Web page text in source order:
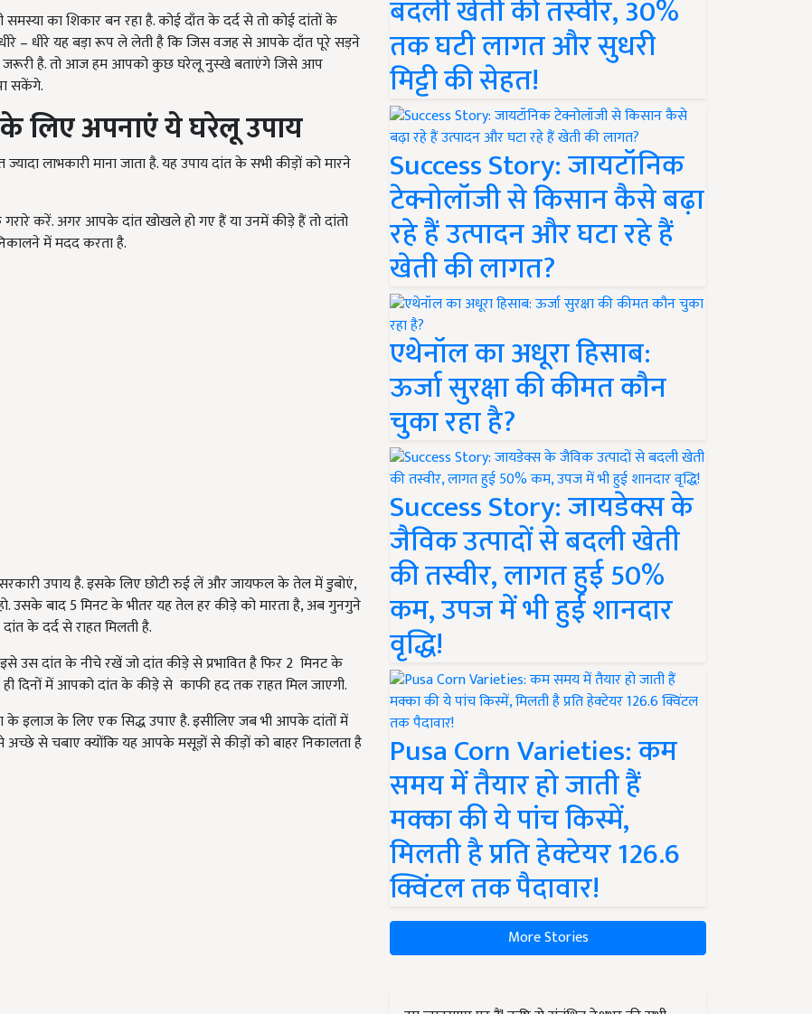
का शिकार बन रहा है. कोई दाँत के दर्द से तो कोई दांतों के
धीरे – धीरे यह बड़ा रूप ले लेती है कि जिस वजह से आपके दाँत पूरे सड़ने
जरूरी है. तो आज हम आपको कुछ घरेलू नुस्खे बताएंगे जिसे आप
सकेंगे.
लिए अपनाएं ये घरेलू उपाय
लाभकारी माना जाता है. यह उपाय दांत के सभी कीड़ों को मारने
करें. अगर आपके दांत खोखले हो गए हैं या उनमें कीड़े हैं तो दांतो
में मदद करता है.
उपाय है. इसके लिए छोटी रुई लें और जायफल के तेल में डुबोएं,
उसके बाद 5 मिनट के भीतर यह तेल हर कीड़े को मारता है, अब गुनगुने
के दर्द से राहत मिलती है.
दांत के नीचे रखें जो दांत कीड़े से प्रभावित है फिर 2 मिनट के
दिनों में आपको दांत के कीड़े से काफी हद तक राहत मिल जाएगी.
के इलाज के लिए एक सिद्ध उपाए है. इसीलिए जब भी आपके दांतों में
से चबाए क्योंकि यह आपके मसूड़ों से कीड़ों को बाहर निकालता है
बदली खेती की तस्वीर, 30%
तक घटी लागत और सुधरी
मिट्टी की सेहत!
Success Story: जायटॉनिक
टेक्नोलॉजी से किसान कैसे बढ़ा
रहे हैं उत्पादन और घटा रहे हैं
खेती की लागत?
एथेनॉल का अधूरा हिसाब:
ऊर्जा सुरक्षा की कीमत कौन
चुका रहा है?
Success Story: जायडेक्स के
जैविक उत्पादों से बदली खेती
की तस्वीर, लागत हुई 50%
कम, उपज में भी हुई शानदार
वृद्धि!
Pusa Corn Varieties: कम
समय में तैयार हो जाती हैं
मक्का की ये पांच किस्में,
मिलती है प्रति हेक्टेयर 126.6
क्विंटल तक पैदावार!
More Stories